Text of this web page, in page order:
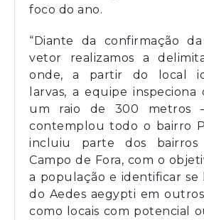
foco do ano.
“Diante da confirmação
vetor realizamos a
onde, a partir do local
larvas, a equipe inspeciona
um raio de 300 metros
contemplou todo o bairro
incluiu parte dos bairros
Campo de Fora, com o
a população e identificar se
do Aedes aegypti em
como locais com potencial